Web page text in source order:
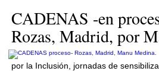
CADENAS -en
Rozas, Madrid, por
por la Inclusión, jornadas de